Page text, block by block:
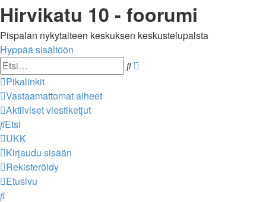
Hirvikatu 10 - foorumi
Pispalan nykytaiteen keskuksen keskustelupalsta
Hyppää sisältöön
Etsi
Pikalinkit
Vastaamattomat aiheet
Aktiiviset viestiketjut
Etsi
UKK
Kirjaudu sisään
Rekisteröidy
Etusivu
Etsi